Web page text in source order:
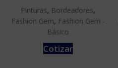
Pinturas, Bordeadores,
Fashion Gem, Fashion Gem -
Básico
Cotizar